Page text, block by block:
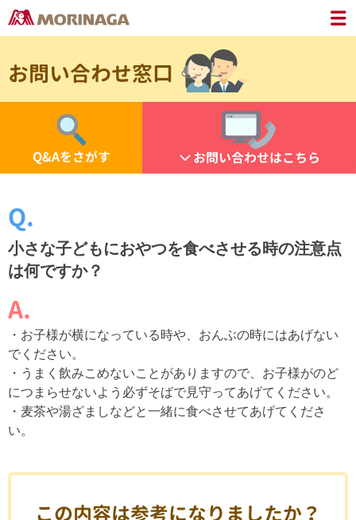
お問い合わせ窓口
Q&Aをさがす お問い合わせはこちら
小さな子どもにおやつを食べさせる時の注意点
は何ですか？
・お子様が横になっている時や、おんぶの時にはあげない
でください。
・うまく飲みこめないことがありますので、お子様がのど
につまらせないよう必ずそばで見守ってあげてください。
・麦茶や湯ざましなどと一緒に食べさせてあげてくださ
い。
この内容は参考になりましたか？